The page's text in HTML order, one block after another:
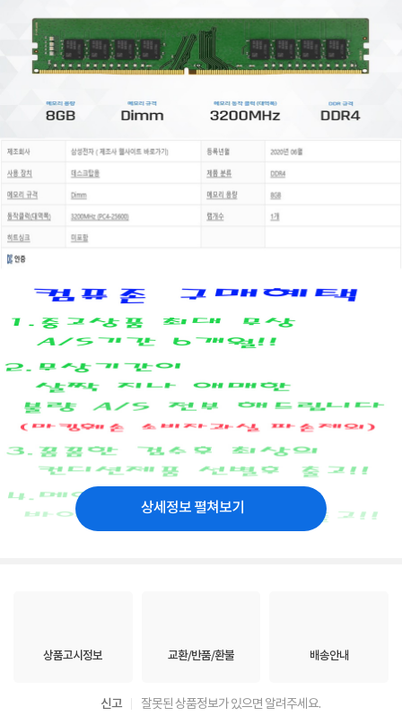
상세정보 펼쳐보기
상품고시정보 교환/반품/환불 배송안내
신고 잘못된 상품정보가 있으면 알려주세요.